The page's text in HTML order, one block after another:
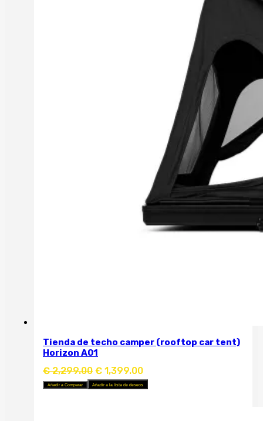
Tienda de techo camper (rooftop car tent)
Horizon A01
€2,299.00 El
precio
original
€ 1,399.00
precio
actual
Añadir a Comparar Añadir a la lista de deseos